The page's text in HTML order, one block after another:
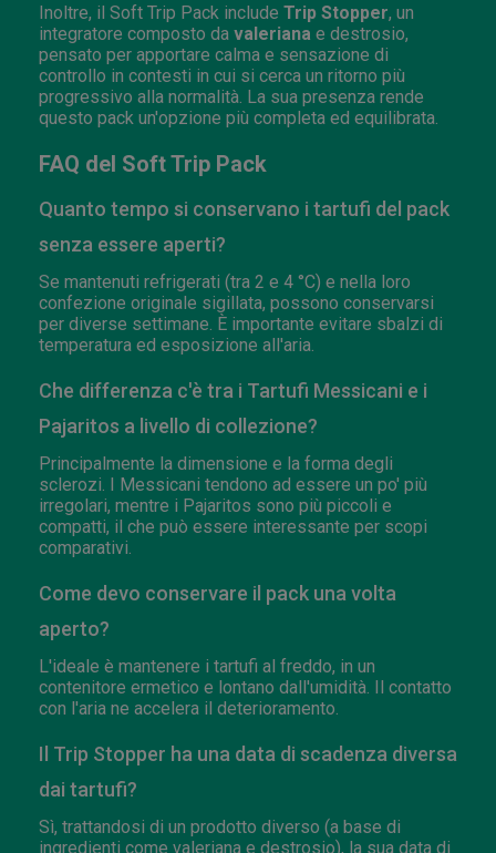
Inoltre, il Soft Trip Pack include Trip Stopper, un
integratore composto da valeriana e destrosio,
pensato per apportare calma e sensazione di
controllo in contesti in cui si cerca un ritorno più
progressivo alla normalità. La sua presenza rende
questo pack un'opzione più completa ed equilibrata.
FAQ del Soft Trip Pack
Quanto tempo si conservano i tartufi del pack
senza essere aperti?
Se mantenuti refrigerati (tra 2 e 4 °C) e nella loro
confezione originale sigillata, possono conservarsi
per diverse settimane. È importante evitare sbalzi di
temperatura ed esposizione all'aria.
Che differenza c'è tra i Tartufi Messicani e i
Pajaritos a livello di collezione?
Principalmente la dimensione e la forma degli
sclerozi. I Messicani tendono ad essere un po' più
irregolari, mentre i Pajaritos sono più piccoli e
compatti, il che può essere interessante per scopi
comparativi.
Come devo conservare il pack una volta
aperto?
L'ideale è mantenere i tartufi al freddo, in un
contenitore ermetico e lontano dall'umidità. Il contatto
con l'aria ne accelera il deterioramento.
Il Trip Stopper ha una data di scadenza diversa
dai tartufi?
Sì, trattandosi di un prodotto diverso (a base di
ingredienti come valeriana e destrosio), la sua data di